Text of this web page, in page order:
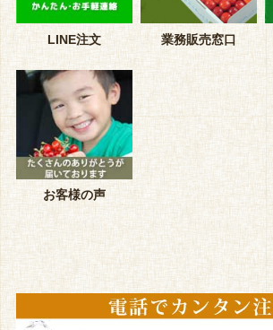
LINE注文 業務販売窓口
お客様の声